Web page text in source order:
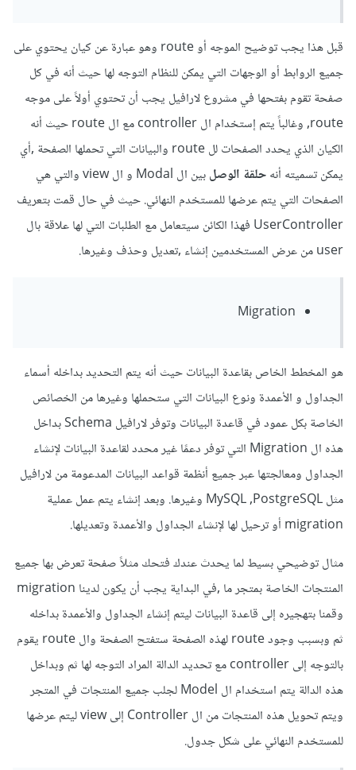
قبل هذا يجب توضيح الموجه أو route وهو عبارة عن كيان يحتوي على
جميع الروابط أو الوجهات التي يمكن للنظام التوجه لها حيث أنه في كل
صفحة تقوم بفتحها في مشروع لارافيل يجب أن تحتوي أولاً على موجه
route, وغالباً يتم إستخدام ال controller مع ال route حيث أنه
الكيان الذي يحدد الصفحات لل route والبيانات التي تحملها الصفحة ,أي
يمكن تسميته أنهحلقة الوصل
بين ال Modal و ال view والتي هي
الصفحات التي يتم عرضها للمستخدم النهائي. حيث في حال قمت بتعريف
UserController فهذا الكائن سيتعامل مع الطلبات التي لها علاقة بال
user من عرض المستخدمين إنشاء ,تعديل وحذف وغيرها.
Migration
هو المخطط الخاص بقاعدة البيانات حيث أنه يتم التحديد بداخله أسماء
الجداول و الأعمدة ونوع البيانات التي ستحملها وغيرها من الخصائص
الخاصة بكل عمود في قاعدة البيانات وتوفر لارافيل Schema بداخل
هذه ال Migration التي توفر دعمًا غير محدد لقاعدة البيانات لإنشاء
الجداول ومعالجتها عبر جميع أنظمة قواعد البيانات المدعومة من لارافيل
مثل MySQL ,PostgreSQL وغيرها. وبعد إنشاء يتم عمل عملية
migration أو ترحيل لها لإنشاء الجداول والأعمدة وتعديلها.
مثال توضيحي بسيط لما يحدث عندك فتحك مثلاً صفحة تعرض بها جميع
المنتجات الخاصة بمتجر ما ,في البداية يجب أن يكون لدينا migration
وقمنا بتهجيره إلى قاعدة البيانات ليتم إنشاء الجداول والأعمدة بداخله
ثم وبسبب وجود route لهذه الصفحة ستفتح الصفحة وال route يقوم
بالتوجه إلى controller مع تحديد الدالة المراد التوجه لها ثم وبداخل
هذه الدالة يتم استخدام ال Model لجلب جميع المنتجات في المتجر
ويتم تحويل هذه المنتجات من ال Controller إلى view ليتم عرضها
للمستخدم النهائي على شكل جدول.